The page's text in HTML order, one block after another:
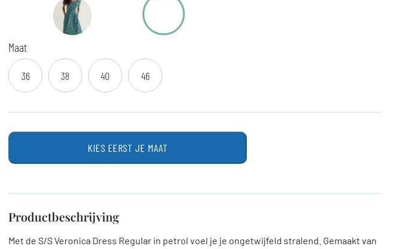
Maat
36 38 40 46
KIES EERST JE MAAT
Productbeschrijving
Met de S/S Veronica Dress Regular in petrol voel je je ongetwijfeld stralend. Gemaakt van